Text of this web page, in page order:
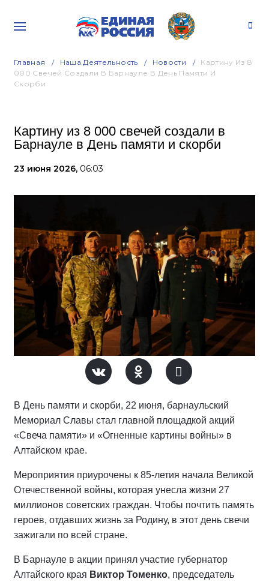
Главная Наша Деятельность Новости
Картину Из 8
000 Свечей Создали В Барнауле В День Памяти И
Скорби
Картину из 8 000 свечей создали в
Барнауле в День памяти и скорби
23 июня 2026, 06:03
В День памяти и скорби, 22 июня, барнаульский
Мемориал Славы стал главной площадкой акций
«Свеча памяти» и «Огненные картины войны» в
Алтайском крае.
Мероприятия приурочены к 85-летия начала Великой
Отечественной войны, которая унесла жизни 27
миллионов советских граждан. Чтобы почтить память
героев, отдавших жизнь за Родину, в этот день свечи
зажигали по всей стране.
В Барнауле в акции принял участие губернатор
Алтайского края Виктор Томенко, председатель